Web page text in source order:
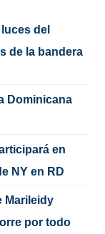
del
de la bandera
Dominicana
en
NY en RD
Marileidy
por todo